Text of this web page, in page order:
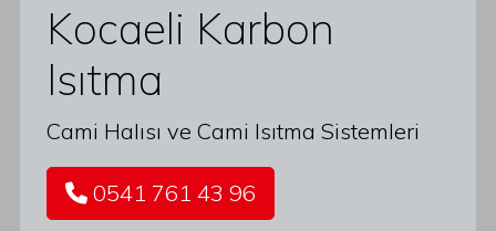
Kocaeli Karbon
Isıtma
Cami Halısı ve Cami Isıtma Sistemleri
0541 761 43 96